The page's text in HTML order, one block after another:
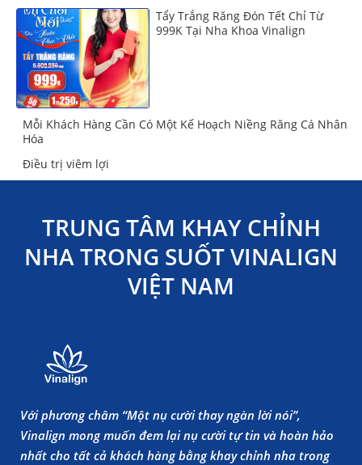
Tẩy Trắng Răng Đón Tết Chỉ Từ
999K Tại Nha Khoa Vinalign
Mỗi Khách Hàng Cần Có Một Kế Hoạch Niềng Răng Cá Nhân
Hóa
Điều trị viêm lợi
TRUNG TÂM KHAY CHỈNH
NHA TRONG SUỐT VINALIGN
VIỆT NAM
Với phương châm “Một nụ cười thay ngàn lời nói”,
Vinalign mong muốn đem lại nụ cười tự tin và hoàn hảo
nhất cho tất cả khách hàng bằng khay chỉnh nha trong